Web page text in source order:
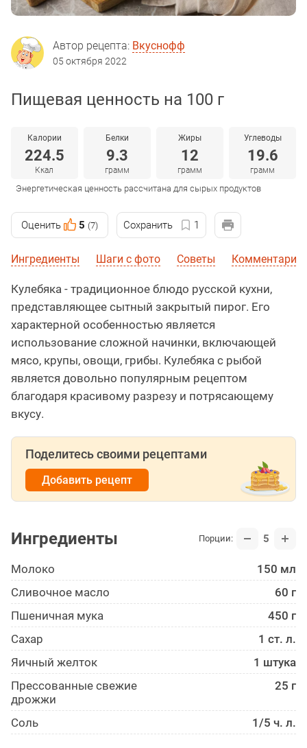
Автор рецепта: Вкуснофф
05 октября 2022
Пищевая ценность на 100 г
Калории
224.5
Ккал
Белки
9.3
грамм
Жиры
12
грамм
Углеводы
19.6
грамм
Энергетическая ценность рассчитана для сырых продуктов
Оценить 5 (7) Сохранить 1
Ингредиенты Шаги с фото Советы Комментарии
Кулебяка - традиционное блюдо русской кухни,
представляющее сытный закрытый пирог. Его
характерной особенностью является
использование сложной начинки, включающей
мясо, крупы, овощи, грибы. Кулебяка с рыбой
является довольно популярным рецептом
благодаря красивому разрезу и потрясающему
вкусу.
Поделитесь своими рецептами
Добавить рецепт
Ингредиенты Порции: 5
Молоко
150 мл
Сливочное масло
60 г
Пшеничная мука
450 г
Сахар
1 ст. л.
Яичный желток
1 штука
Прессованные свежие
дрожжи
25 г
Соль 1/5 ч. л.